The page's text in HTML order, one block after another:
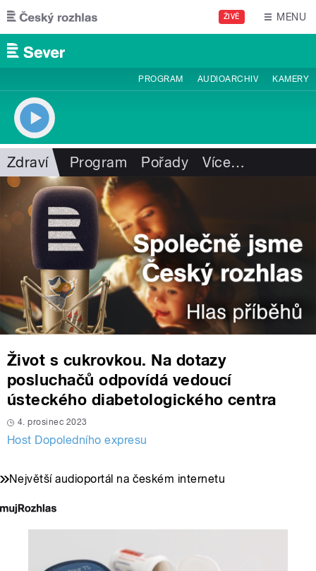
Přejít k hlavnímu obsahu
ŽIVĚ MENU
PROGRAM AUDIOARCHIV KAMERY
Zdraví Program Pořady Více…
Život s cukrovkou. Na dotazy
posluchačů odpovídá vedoucí
ústeckého diabetologického centra
4. prosinec 2023
Host Dopoledního expresu
Největší audioportál na českém internetu